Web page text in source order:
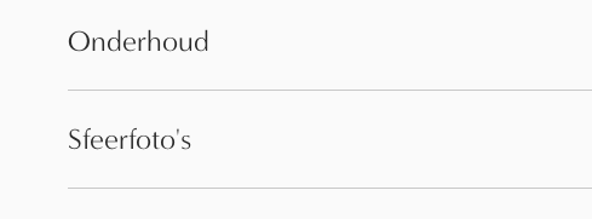
Onderhoud
Sfeerfoto's